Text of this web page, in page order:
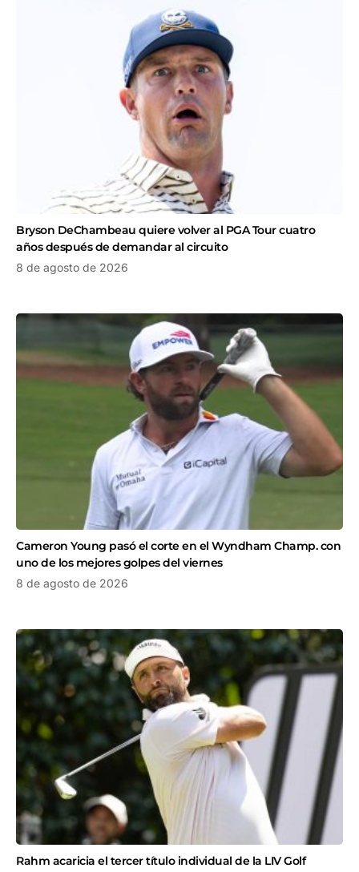
Bryson DeChambeau quiere volver al PGA Tour cuatro
años después de demandar al circuito
8 de agosto de 2026
Cameron Young pasó el corte en el Wyndham Champ. con
uno de los mejores golpes del viernes
8 de agosto de 2026
Rahm acaricia el tercer título individual de la LIV Golf